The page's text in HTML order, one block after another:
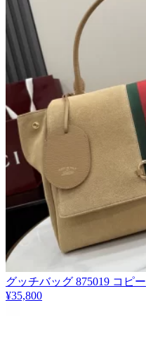
グッチバッグ 875019 コピー
¥35,800